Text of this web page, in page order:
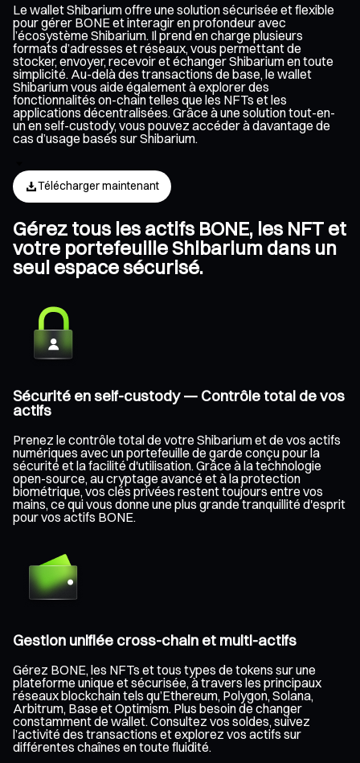
Le wallet Shibarium offre une solution sécurisée et flexible
pour gérer BONE et interagir en profondeur avec
l’écosystème Shibarium. Il prend en charge plusieurs
formats d’adresses et réseaux, vous permettant de
stocker, envoyer, recevoir et échanger Shibarium en toute
simplicité. Au-delà des transactions de base, le wallet
Shibarium vous aide également à explorer des
fonctionnalités on-chain telles que les NFTs et les
applications décentralisées. Grâce à une solution tout-en-
un en self-custody, vous pouvez accéder à davantage de
cas d’usage basés sur Shibarium.
Télécharger maintenant
Gérez tous les actifs BONE, les NFT et
votre portefeuille Shibarium dans un
seul espace sécurisé.
Sécurité en self-custody — Contrôle total de vos
actifs
Prenez le contrôle total de votre Shibarium et de vos actifs
numériques avec un portefeuille de garde conçu pour la
sécurité et la facilité d'utilisation. Grâce à la technologie
open-source, au cryptage avancé et à la protection
biométrique, vos clés privées restent toujours entre vos
mains, ce qui vous donne une plus grande tranquillité d'esprit
pour vos actifs BONE.
Gestion unifiée cross-chain et multi-actifs
Gérez BONE, les NFTs et tous types de tokens sur une
plateforme unique et sécurisée, à travers les principaux
réseaux blockchain tels qu’Ethereum, Polygon, Solana,
Arbitrum, Base et Optimism. Plus besoin de changer
constamment de wallet. Consultez vos soldes, suivez
l’activité des transactions et explorez vos actifs sur
différentes chaînes en toute fluidité.